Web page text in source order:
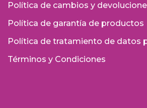
Política de cambios y
Política de garantía de productos
Política de tratamiento de datos
Términos y Condiciones